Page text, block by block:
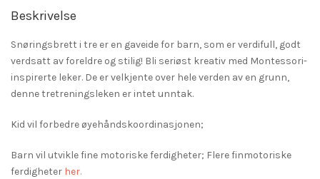
Beskrivelse
Snøringsbrett i tre er en gaveide for barn, som er verdifull, godt
verdsatt av foreldre og stilig! Bli seriøst kreativ med Montessori-
inspirerte leker. De er velkjente over hele verden av en grunn,
denne tretreningsleken er intet unntak.
Kid vil forbedre øyehåndskoordinasjonen;
Barn vil utvikle fine motoriske ferdigheter; Flere finmotoriske
ferdigheter her.